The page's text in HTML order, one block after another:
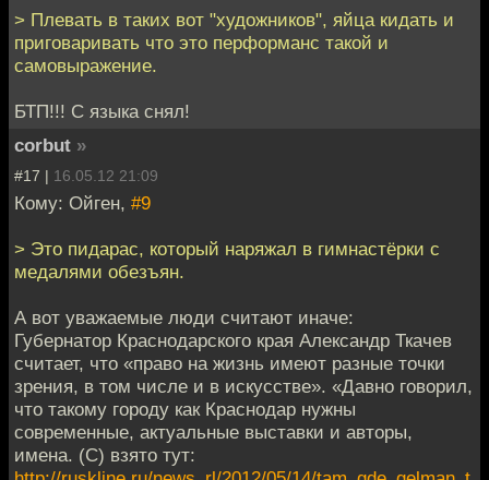
> Плевать в таких вот "художников", яйца кидать и
приговаривать что это перформанс такой и
самовыражение.
БТП!!! С языка снял!
corbut »
#17 | 16.05.12 21:09
Кому: Ойген, #9
> Это пидарас, который наряжал в гимнастёрки с
медалями обезъян.
А вот уважаемые люди считают иначе:
Губернатор Краснодарского края Александр Ткачев
считает, что «право на жизнь имеют разные точки
зрения, в том числе и в искусстве». «Давно говорил,
что такому городу как Краснодар нужны
современные, актуальные выставки и авторы,
имена. (С) взято тут: